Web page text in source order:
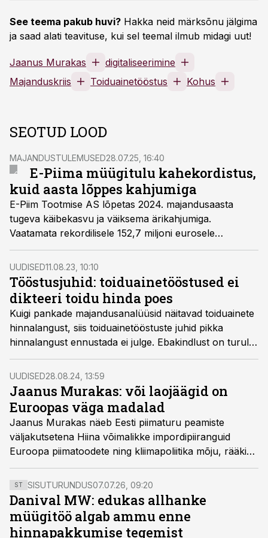
See teema pakub huvi? Hakka neid märksõnu jälgima
ja saad alati teavituse, kui sel teemal ilmub midagi uut!
Jaanus Murakas
digitaliseerimine
Majanduskriis
Toiduainetööstus Kohus
SEOTUD LOOD
MAJANDUSTULEMUSED28.07.25, 16:40
E-Piima müügitulu kahekordistus,
kuid aasta lõppes kahjumiga
E-Piim Tootmise AS lõpetas 2024. majandusaasta
tugeva käibekasvu ja väiksema ärikahjumiga.
Vaatamata rekordilisele 152,7 miljoni eurosele
müügitulule jäi ettevõte siiski 2,44 miljoni euroga
kahjumisse. Mullusega võrreldes vähenes kahjum pea
miljoni euro võrra, peegeldades Paide uue
juustutööstuse stabiilset töörežiimi ja kasvavat
tootmismahtu.
UUDISED11.08.23, 10:10
Tööstusjuhid: toiduainetööstused ei
dikteeri toidu hinda poes
Kuigi pankade majandusanalüüsid näitavad toiduainete
hinnalangust, siis toiduainetööstuste juhid pikka
hinnalangust ennustada ei julge. Ebakindlust on turul
liiga palju, leiavad tööstusjuhid.
UUDISED28.08.24, 13:59
Jaanus Murakas: või laojäägid on
Euroopas väga madalad
Jaanus Murakas näeb Eesti piimaturu peamiste
väljakutsetena Hiina võimalikke impordipiiranguid
Euroopa piimatoodete ning kliimapoliitika mõju, rääkis
E-Piima juht Äripäeva raadio hommikuprogrammis.
ST SISUTURUNDUS07.07.26, 09:20
Danival MW: edukas allhanke
müügitöö algab ammu enne
hinnapakkumise tegemist